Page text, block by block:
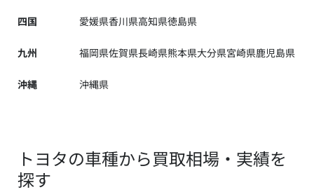
四国 愛媛県香川県高知県徳島県
九州 福岡県佐賀県長崎県熊本県大分県宮崎県鹿児島県
沖縄 沖縄県
トヨタの車種から買取相場・実績を
探す